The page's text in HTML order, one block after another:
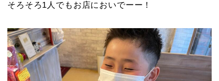
そろそろ1人でもお店においでーー！